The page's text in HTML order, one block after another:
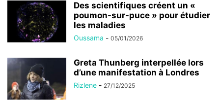
Des scientifiques créent un «
poumon-sur-puce » pour étudier
les maladies
Oussama - 05/01/2026
Greta Thunberg interpellée lors
d’une manifestation à Londres
Rizlene - 27/12/2025